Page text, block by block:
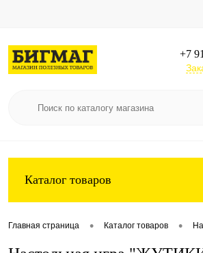
+7
Каталог товаров
Главная страница • Каталог товаров •